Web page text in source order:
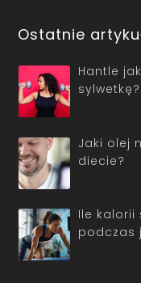
Ostatnie
Hantle
sylwetkę?
Jaki olej
diecie?
Ile
podczas